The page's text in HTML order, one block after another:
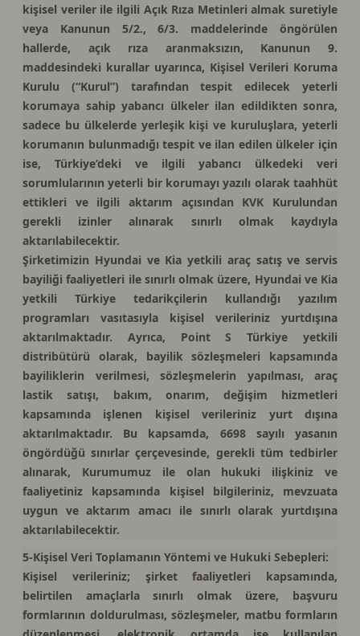
kişisel veriler ile ilgili Açık Rıza Metinleri almak suretiyle
veya Kanunun 5/2., 6/3. maddelerinde öngörülen
hallerde, açık rıza aranmaksızın, Kanunun 9.
maddesindeki kurallar uyarınca, Kişisel Verileri Koruma
Kurulu (“Kurul”) tarafından tespit edilecek yeterli
korumaya sahip yabancı ülkeler ilan edildikten sonra,
sadece bu ülkelerde yerleşik kişi ve kuruluşlara, yeterli
korumanın bulunmadığı tespit ve ilan edilen ülkeler için
ise, Türkiye’deki ve ilgili yabancı ülkedeki veri
sorumlularının yeterli bir korumayı yazılı olarak taahhüt
ettikleri ve ilgili aktarım açısından KVK Kurulundan
gerekli izinler alınarak sınırlı olmak kaydıyla
aktarılabilecektir.
Şirketimizin Hyundai ve Kia yetkili araç satış ve servis
bayiliği faaliyetleri ile sınırlı olmak üzere, Hyundai ve Kia
yetkili Türkiye tedarikçilerin kullandığı yazılım
programları vasıtasıyla kişisel verileriniz yurtdışına
aktarılmaktadır. Ayrıca, Point S Türkiye yetkili
distribütürü olarak, bayilik sözleşmeleri kapsamında
bayiliklerin verilmesi, sözleşmelerin yapılması, araç
lastik satışı, bakım, onarım, değişim hizmetleri
kapsamında işlenen kişisel verileriniz yurt dışına
aktarılmaktadır. Bu kapsamda, 6698 sayılı yasanın
öngördüğü sınırlar çerçevesinde, gerekli tüm tedbirler
alınarak, Kurumumuz ile olan hukuki ilişkiniz ve
faaliyetiniz kapsamında kişisel bilgileriniz, mevzuata
uygun ve aktarım amacı ile sınırlı olarak yurtdışına
aktarılabilecektir.
5-Kişisel Veri Toplamanın Yöntemi ve Hukuki Sebepleri:
Kişisel verileriniz; şirket faaliyetleri kapsamında,
belirtilen amaçlarla sınırlı olmak üzere, başvuru
formlarının doldurulması, sözleşmeler, matbu formların